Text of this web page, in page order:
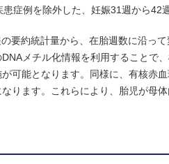
症例を除外した、妊娠31週から42
要約統計量から、在胎週数に沿っ
メチル化情報を利用することで
可能となります。同様に、有核赤
ります。これらにより、胎児が母